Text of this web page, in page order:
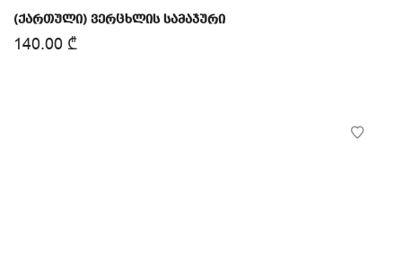
(ქართული) ვერცხლის სამაჯური
140.00 ₾